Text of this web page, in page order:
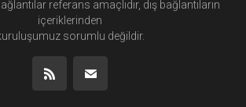
referans amaçlıdır, dış bağlantıların
içeriklerinden
sorumlu değildir.